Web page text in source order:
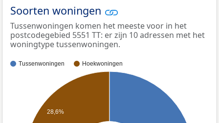
Soorten woningen
Tussenwoningen komen het meeste voor in het
postcodegebied 5551 TT: er zijn 10 adressen met het
woningtype tussenwoningen.
Tussenwoningen Hoekwoningen
28,6%